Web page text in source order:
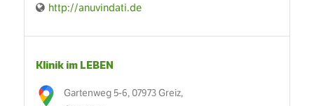
http://anuvindati.de
Klinik im LEBEN
Gartenweg 5-6, 07973 Greiz,